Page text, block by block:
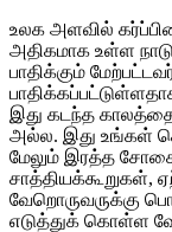
உலக அளவில்
அதிகமாக உள்ள
பாதிக்கும்
இது கடந்த
அல்ல. இது உங்கள்
மேலும் இரத்த
சாத்தியக்கூறுகள்,
வேறொருவருக்கு
எடுத்துக் கொள்ள